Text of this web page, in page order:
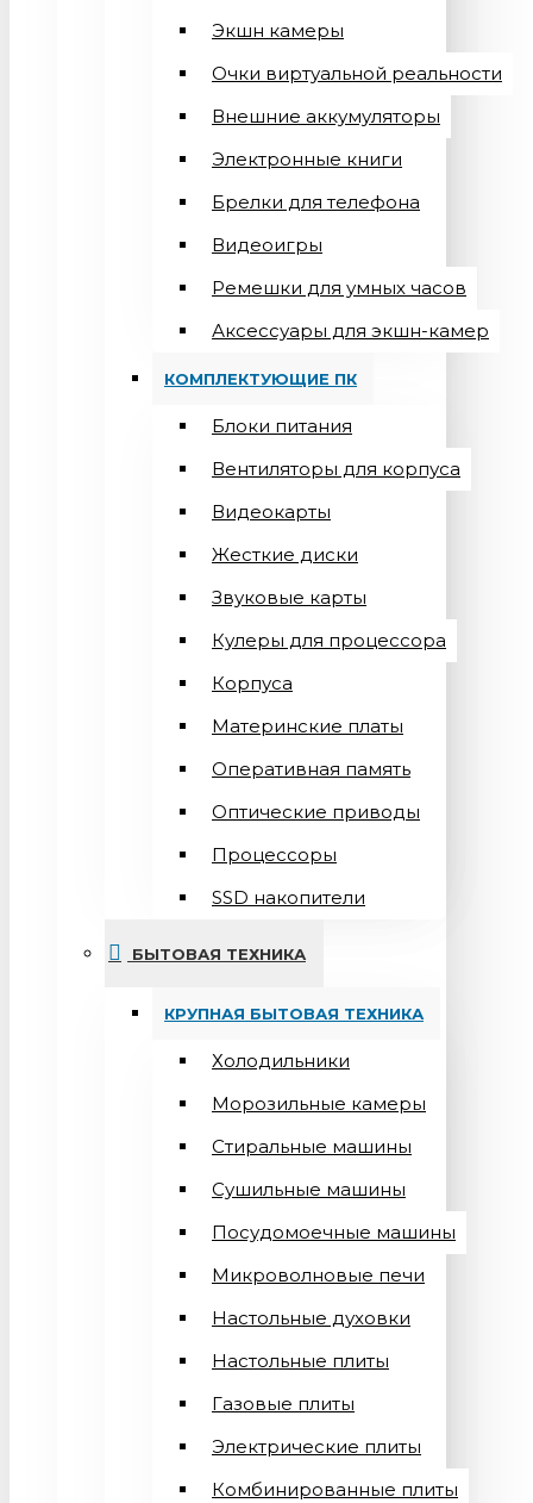
Экшн камеры
Очки виртуальной реальности
Внешние аккумуляторы
Электронные книги
Брелки для телефона
Видеоигры
Ремешки для умных часов
Аксессуары для экшн-камер
КОМПЛЕКТУЮЩИЕ ПК
Блоки питания
Вентиляторы для корпуса
Видеокарты
Жесткие диски
Звуковые карты
Кулеры для процессора
Корпуса
Материнские платы
Оперативная память
Оптические приводы
Процессоры
SSD накопители
БЫТОВАЯ ТЕХНИКА
КРУПНАЯ БЫТОВАЯ ТЕХНИКА
Холодильники
Морозильные камеры
Стиральные машины
Сушильные машины
Посудомоечные машины
Микроволновые печи
Настольные духовки
Настольные плиты
Газовые плиты
Электрические плиты
Комбинированные плиты